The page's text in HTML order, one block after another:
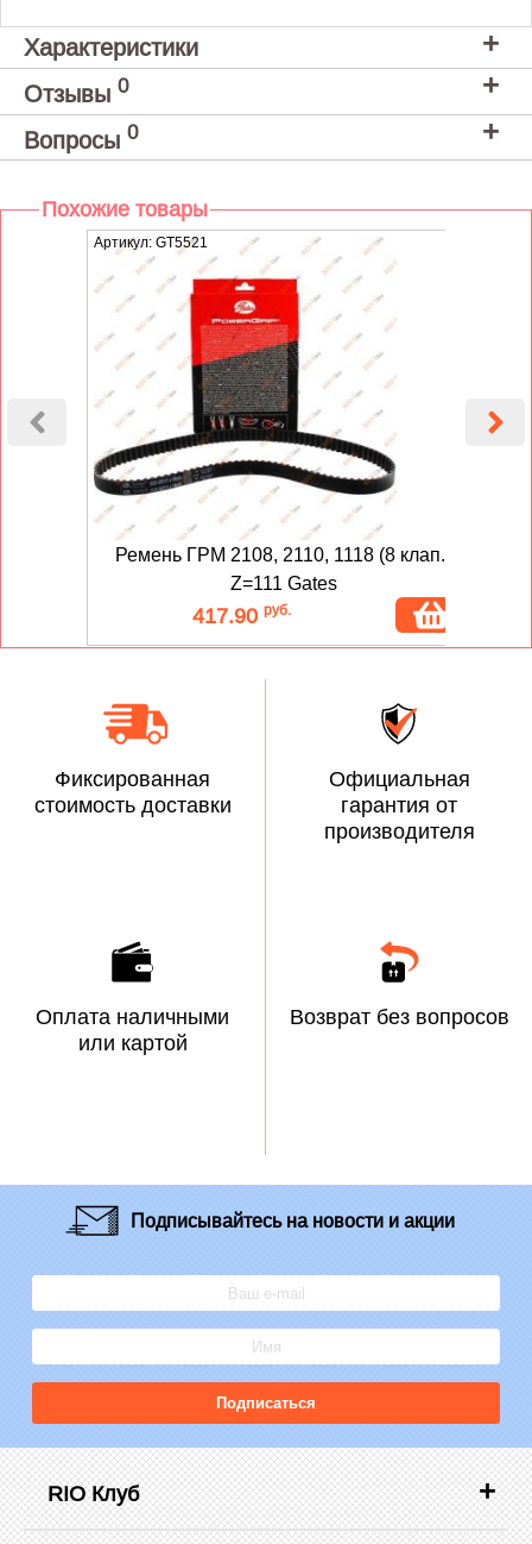
Характеристики
Отзывы 0
Вопросы 0
Похожие товары
Артикул: GT5521
Ремень ГРМ 2108, 2110, 1118 (8 клап.)
Z=111 Gates
417.90 руб.
Фиксированная
стоимость доставки
Официальная
гарантия от
производителя
Оплата наличными
или картой
Возврат без вопросов
Подписывайтесьна новости и акции
Подписаться
RIO Клуб